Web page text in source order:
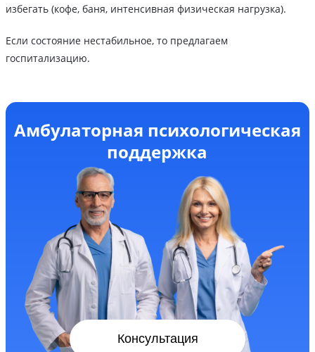
избегать (кофе, баня, интенсивная физическая нагрузка).
Если состояние нестабильное, то предлагаем
госпитализацию.
Амбулаторная психологическая
поддержка
Консультация